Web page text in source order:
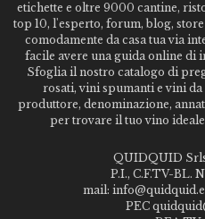
etichette e oltre 9000 cantine,
top 10, l'esperto, forum, blog,
comodamente da casa tua via
facile avere una guida online di
Sfoglia il nostro catalogo di
rosati, vini spumanti e vini
produttore, denominazione,
per trovare il tuo vino
QUIDQUID
P.I., C.F.TV-BL.
mail:
PEC